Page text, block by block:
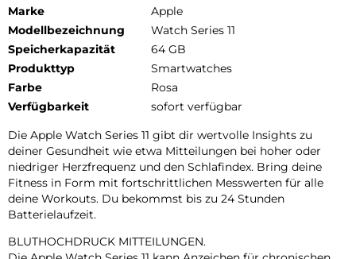
Marke
Apple
Modellbezeichnung
Watch Series 11
Speicherkapazität
64 GB
Produkttyp
Smartwatches
Farbe
Rosa
Verfügbarkeit
sofort verfügbar
Die Apple Watch Series 11 gibt dir wertvolle Insights zu
deiner Gesundheit wie etwa Mitteilungen bei hoher oder
niedriger Herzfrequenz und den Schlafindex. Bring deine
Fitness in Form mit fortschrittlichen Messwerten für alle
deine Workouts. Du bekommst bis zu 24 Stunden
Batterielaufzeit.
BLUTHOCHDRUCK MITTEILUNGEN.